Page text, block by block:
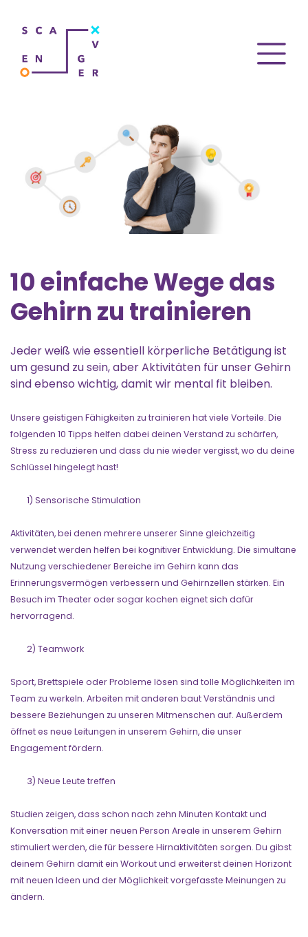
10 einfache Wege das
Gehirn zu trainieren
Jeder weiß wie essentiell körperliche Betätigung ist
um gesund zu sein, aber Aktivitäten für unser Gehirn
sind ebenso wichtig, damit wir mental fit bleiben.
Unsere geistigen Fähigkeiten zu trainieren hat viele Vorteile. Die
folgenden 10 Tipps helfen dabei deinen Verstand zu schärfen,
Stress zu reduzieren und dass du nie wieder vergisst, wo du deine
Schlüssel hingelegt hast!
1) Sensorische Stimulation
Aktivitäten, bei denen mehrere unserer Sinne gleichzeitig
verwendet werden helfen bei kognitiver Entwicklung. Die simultane
Nutzung verschiedener Bereiche im Gehirn kann das
Erinnerungsvermögen verbessern und Gehirnzellen stärken. Ein
Besuch im Theater oder sogar kochen eignet sich dafür
hervorragend.
2) Teamwork
Sport, Brettspiele oder Probleme lösen sind tolle Möglichkeiten im
Team zu werkeln. Arbeiten mit anderen baut Verständnis und
bessere Beziehungen zu unseren Mitmenschen auf. Außerdem
öffnet es neue Leitungen in unserem Gehirn, die unser
Engagement fördern.
3) Neue Leute treffen
Studien zeigen, dass schon nach zehn Minuten Kontakt und
Konversation mit einer neuen Person Areale in unserem Gehirn
stimuliert werden, die für bessere Hirnaktivitäten sorgen. Du gibst
deinem Gehirn damit ein Workout und erweiterst deinen Horizont
mit neuen Ideen und der Möglichkeit vorgefasste Meinungen zu
ändern.